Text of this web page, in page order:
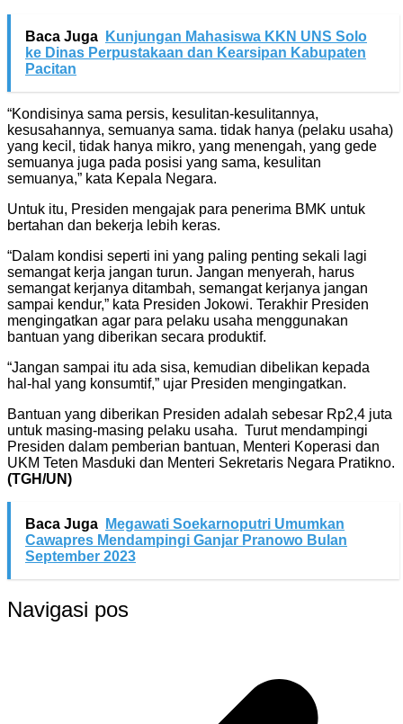
Baca Juga
Kunjungan Mahasiswa KKN UNS Solo
ke Dinas Perpustakaan dan Kearsipan Kabupaten
Pacitan
“Kondisinya sama persis, kesulitan-kesulitannya,
kesusahannya, semuanya sama. tidak hanya (pelaku usaha)
yang kecil, tidak hanya mikro, yang menengah, yang gede
semuanya juga pada posisi yang sama, kesulitan
semuanya,” kata Kepala Negara.
Untuk itu, Presiden mengajak para penerima BMK untuk
bertahan dan bekerja lebih keras.
“Dalam kondisi seperti ini yang paling penting sekali lagi
semangat kerja jangan turun. Jangan menyerah, harus
semangat kerjanya ditambah, semangat kerjanya jangan
sampai kendur,” kata Presiden Jokowi. Terakhir Presiden
mengingatkan agar para pelaku usaha menggunakan
bantuan yang diberikan secara produktif.
“Jangan sampai itu ada sisa, kemudian dibelikan kepada
hal-hal yang konsumtif,” ujar Presiden mengingatkan.
Bantuan yang diberikan Presiden adalah sebesar Rp2,4 juta
untuk masing-masing pelaku usaha. Turut mendampingi
Presiden dalam pemberian bantuan, Menteri Koperasi dan
UKM Teten Masduki dan Menteri Sekretaris Negara Pratikno.
(TGH/UN)
Baca Juga
Megawati Soekarnoputri Umumkan
Cawapres Mendampingi Ganjar Pranowo Bulan
September 2023
Navigasi pos